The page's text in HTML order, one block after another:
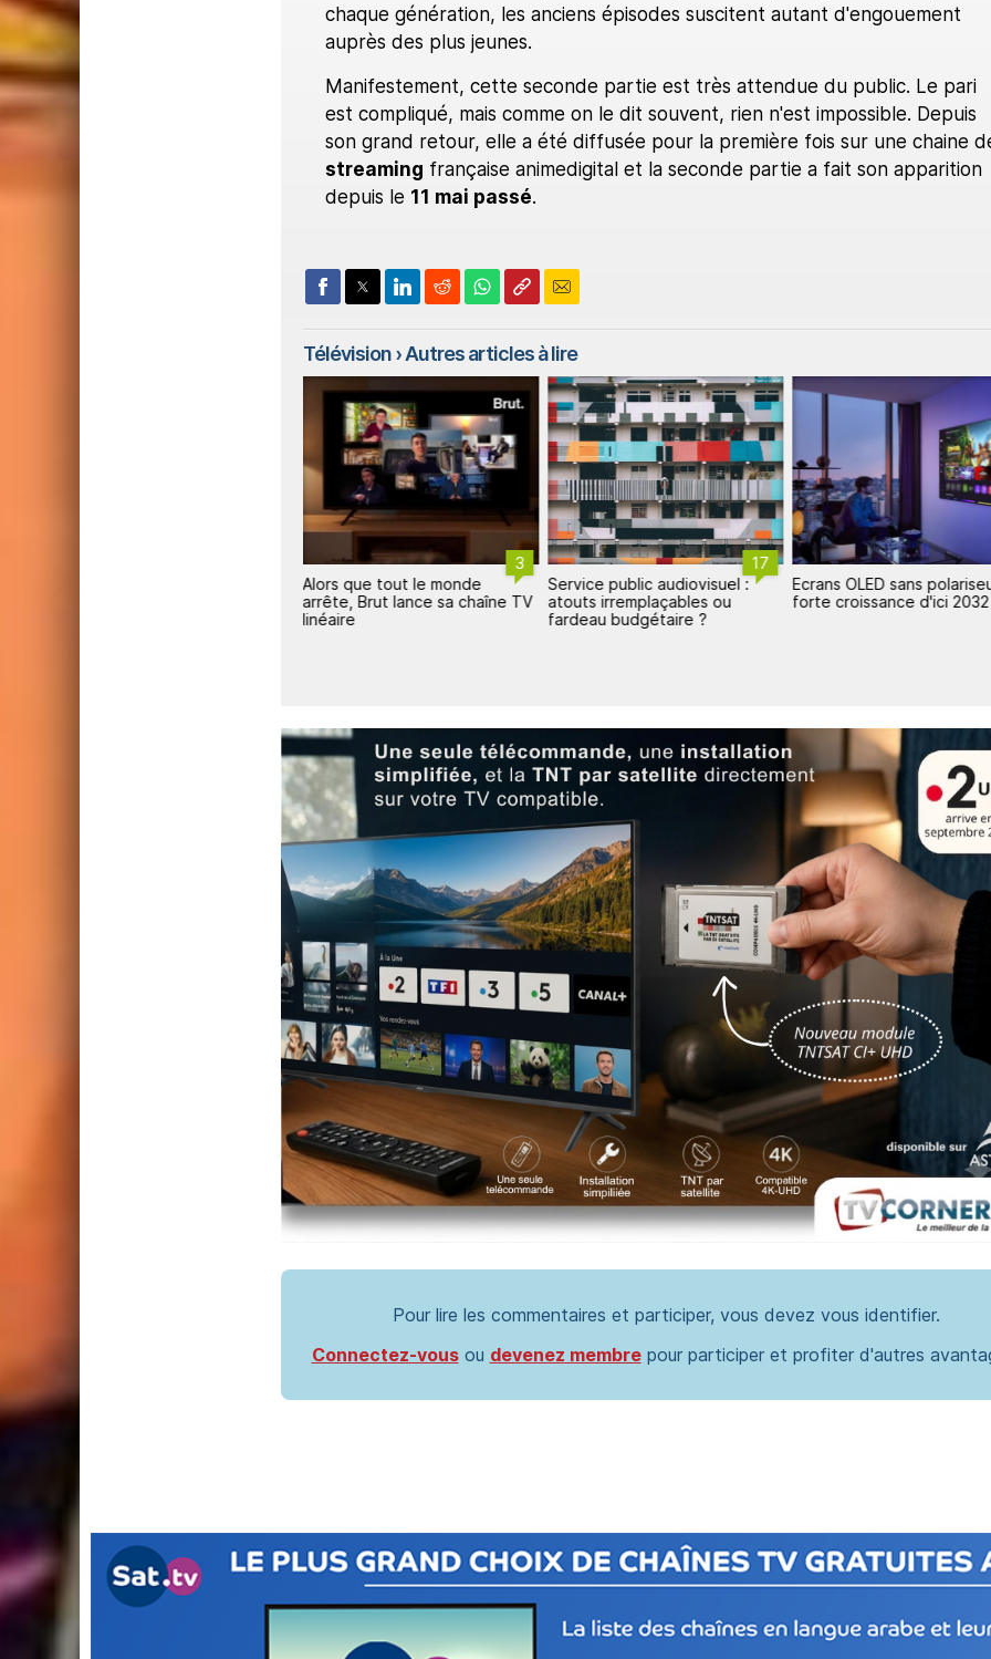
chaque génération, les anciens épisodes suscitent autant d'engouement
auprès des plus jeunes.
Manifestement, cette seconde partie est très attendue du public. Le pari
est compliqué, mais comme on le dit souvent, rien n'est impossible. Depuis
son grand retour, elle a été diffusée pour la première fois sur une chaine
streaming française animedigital et la seconde partie a fait son apparition
depuis le 11 mai passé.
Télévision› Autres articles à lire
3
Alors que tout le monde
arrête, Brut lance sa chaîne TV
linéaire
17
Service public audiovisuel :
atouts irremplaçables ou
fardeau budgétaire ?
Ecrans OLED sans
forte croissance d'ici 2032
Pour lire les commentaires et participer, vous devez vous identifier.
Connectez-vousou devenez membrepour participer et profiter d'autres